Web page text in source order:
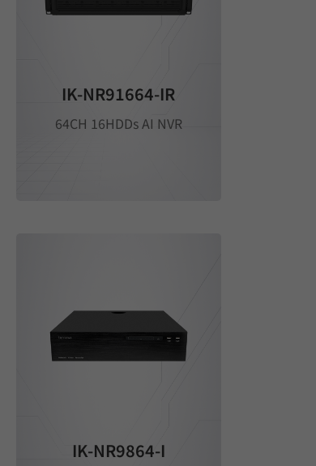
IK-NR91664-IR
64CH 16HDDs AI NVR
IK-NR9864-I